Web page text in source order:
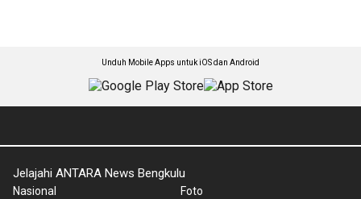
Unduh Mobile Apps untuk iOS dan Android
Jelajahi ANTARA News Bengkulu
Nasional
Foto